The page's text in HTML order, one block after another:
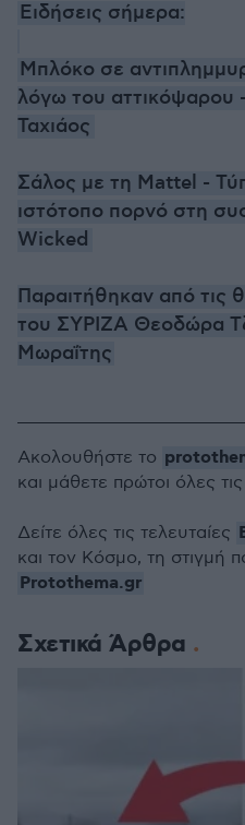
Ειδήσεις σήμερα:
Μπλόκο σε
λόγω του αττικόψαρου
Ταχιάος
Σάλος με τη Mattel -
ιστότοπο πορνό στη
Wicked
Παραιτήθηκαν από τις
του ΣΥΡΙΖΑ Θεοδώρα
Μωραΐτης
Σχετικά Άρθρα
Ακολουθήστε το
και μάθετε πρώτοι όλες τις
Δείτε όλες τις τελευταίες
και τον Κόσμο, τη στιγμή
Protothema.gr